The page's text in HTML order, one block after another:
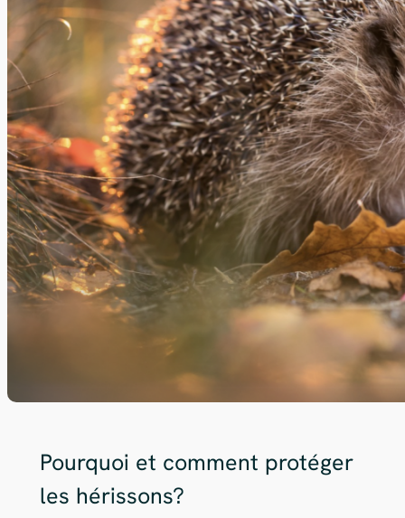
Pourquoi et comment protéger
les hérissons?